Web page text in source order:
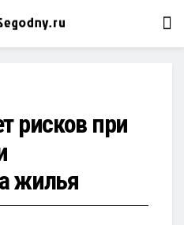
рисков при
жилья